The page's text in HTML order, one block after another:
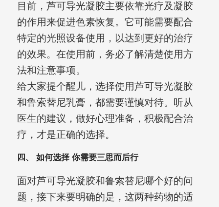
目前，芦可导光凝胶主要依靠光疗及凝胶
的作用来促进色素恢复。它可能需要配合
特定的光照设备使用，以达到更好的治疗
的效果。在使用前，务必了解清楚使用方
法和注意事项。
给大家提个醒儿，选择使用芦可导光凝胶
和鲁索替尼乳膏，都需要谨慎对待。听从
医生的建议，做好心理准备，积极配合治
疗，才是正确的选择。
四、 如何选择 你需要三思而后行
面对芦可导光凝胶和鲁索替尼哪个好的问
题，接下来要明确的是，这两种药物的适